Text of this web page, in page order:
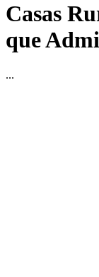
Casas
que
...